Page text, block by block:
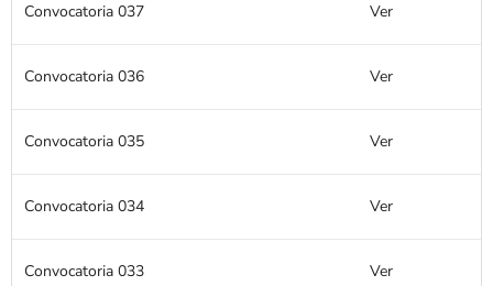
Convocatoria 037 Ver
Convocatoria 036 Ver
Convocatoria 035 Ver
Convocatoria 034 Ver
Convocatoria 033 Ver